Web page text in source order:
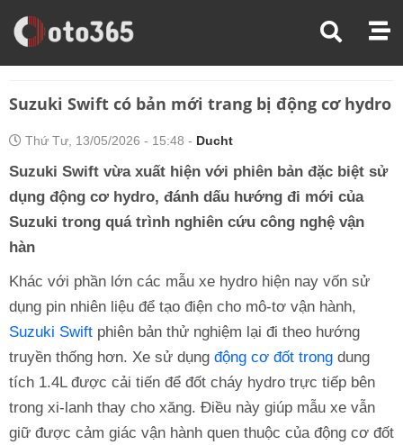
Trang Chủ
Tin Xe
Suzuki Swift có bản mới trang bị động cơ hydro
Thứ Tư, 13/05/2026 - 15:48 - Ducht
Suzuki Swift vừa xuất hiện với phiên bản đặc biệt sử
dụng động cơ hydro, đánh dấu hướng đi mới của
Suzuki trong quá trình nghiên cứu công nghệ vận
hàn
Khác với phần lớn các mẫu xe hydro hiện nay vốn sử
dụng pin nhiên liệu để tạo điện cho mô-tơ vận hành,
Suzuki Swift phiên bản thử nghiệm lại đi theo hướng
truyền thống hơn. Xe sử dụng động cơ đốt trong dung
tích 1.4L được cải tiến để đốt cháy hydro trực tiếp bên
trong xi-lanh thay cho xăng. Điều này giúp mẫu xe vẫn
giữ được cảm giác vận hành quen thuộc của động cơ đốt